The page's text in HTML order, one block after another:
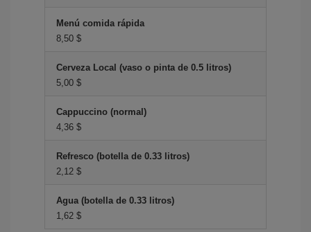
Menú comida rápida
8,50 $
Cerveza Local (vaso o pinta de 0.5 litros)
5,00 $
Cappuccino (normal)
4,36 $
Refresco (botella de 0.33 litros)
2,12 $
Agua (botella de 0.33 litros)
1,62 $